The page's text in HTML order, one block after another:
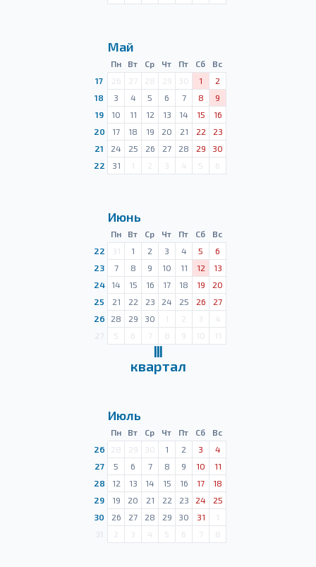
Май
Пн Вт Ср Чт Пт Сб
Вс
17
26 27 28 29 30 1
2
18
3 4 5 6 7 8
9
19
10 11 12 13 14 15
16
20
17 18 19 20 21 22
23
21
24 25 26 27 28 29
30
22
31 1 2 3 4 5 6
Июнь
Пн Вт Ср Чт Пт Сб
Вс
22
31 1 2 3 4 5
6
23
7 8 9 10 11 12
13
24
14 15 16 17 18 19
20
25
21 22 23 24 25 26
27
26
28 29 30 1 2 3
4
5 6 7 8 9 10 11
Ⅲ
квартал
Июль
Пн Вт Ср Чт Пт Сб
Вс
26
28 29 30 1 2 3
4
27
5 6 7 8 9 10
11
28
12 13 14 15 16 17
18
29
19 20 21 22 23 24
25
30
26 27 28 29 30 31
1
2 3 4 5 6 7 8